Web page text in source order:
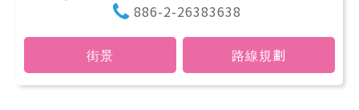
886-2-26383638
街景 路線規劃